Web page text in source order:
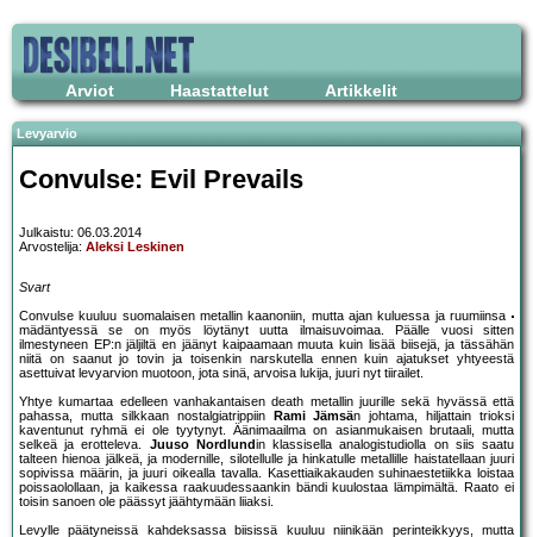
Arviot Haastattelut Artikkelit
Levyarvio
Convulse: Evil Prevails
Julkaistu: 06.03.2014
Arvostelija: Aleksi Leskinen
Svart
Convulse kuuluu suomalaisen metallin kaanoniin, mutta ajan kuluessa ja ruumiinsa
mädäntyessä se on myös löytänyt uutta ilmaisuvoimaa. Päälle vuosi sitten
ilmestyneen EP:n jäljiltä en jäänyt kaipaamaan muuta kuin lisää biisejä, ja tässähän
niitä on saanut jo tovin ja toisenkin narskutella ennen kuin ajatukset yhtyeestä
asettuivat levyarvion muotoon, jota sinä, arvoisa lukija, juuri nyt tiirailet.
Yhtye kumartaa edelleen vanhakantaisen death metallin juurille sekä hyvässä että
pahassa, mutta silkkaan nostalgiatrippiin
Rami Jämsän johtama, hiljattain trioksi
kaventunut ryhmä ei ole tyytynyt. Äänimaailma on asianmukaisen brutaali, mutta
selkeä ja erotteleva. Juuso Nordlundin klassisella analogistudiolla on siis saatu
talteen hienoa jälkeä, ja modernille, silotellulle ja hinkatulle metallille haistatellaan juuri
sopivissa määrin, ja juuri oikealla tavalla. Kasettiaikakauden suhinaestetiikka loistaa
poissaolollaan, ja kaikessa raakuudessaankin bändi kuulostaa lämpimältä. Raato ei
toisin sanoen ole päässyt jäähtymään liiaksi.
Levylle päätyneissä kahdeksassa biisissä kuuluu niinikään perinteikkyys, mutta